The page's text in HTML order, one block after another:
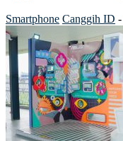
Smartphone Canggih ID -